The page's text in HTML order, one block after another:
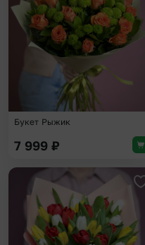
Букет Рыжик
7 999 ₽